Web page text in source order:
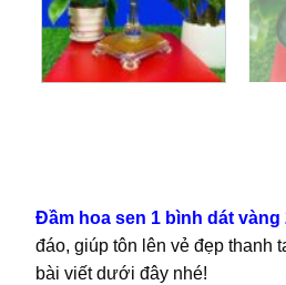
Đầm hoa sen 1 bình dát vàng
đáo, giúp tôn lên vẻ đẹp thanh
bài viết dưới đây nhé!